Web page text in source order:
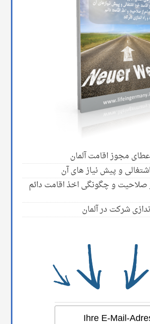
مجوز اقامت آلمان
و پیش نیاز های آن
صلاحیت و چگونگی اخذ اقامت دائم
شرکت در آلمان